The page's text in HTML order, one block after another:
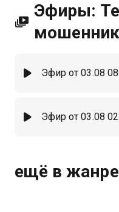
Эфиры:
Эфир от 03.08
Эфир от 03.08
ещё в